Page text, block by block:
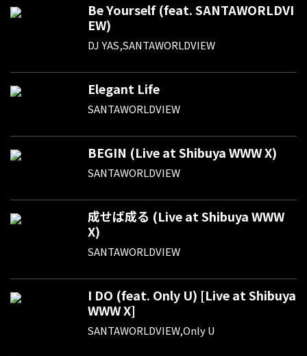
Be Yourself (feat. SANTAWORLDVI
EW)
DJ YAS,SANTAWORLDVIEW
Elegant Life
SANTAWORLDVIEW
BEGIN (Live at Shibuya WWW X)
SANTAWORLDVIEW
成せば成る (Live at Shibuya WWW
X)
SANTAWORLDVIEW
I DO (feat. Only U) [Live at Shibuya
WWW X]
SANTAWORLDVIEW,Only U